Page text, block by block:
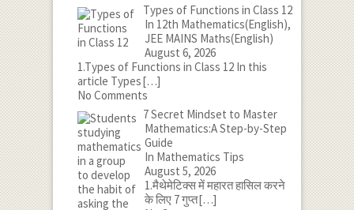
Types of Functions in Class 12
In 12th Mathematics(English),
JEE MAINS Maths(English)
August 6, 2026
1.Types of Functions in Class 12 In this
article Types[…]
No Comments
7 Secret Mindset to Master
Mathematics:A Step-by-Step
Guide
In Mathematics Tips
August 5, 2026
1.मैथेमेटिक्स में महारत हासिल करने
के लिए 7 गुप्त[…]